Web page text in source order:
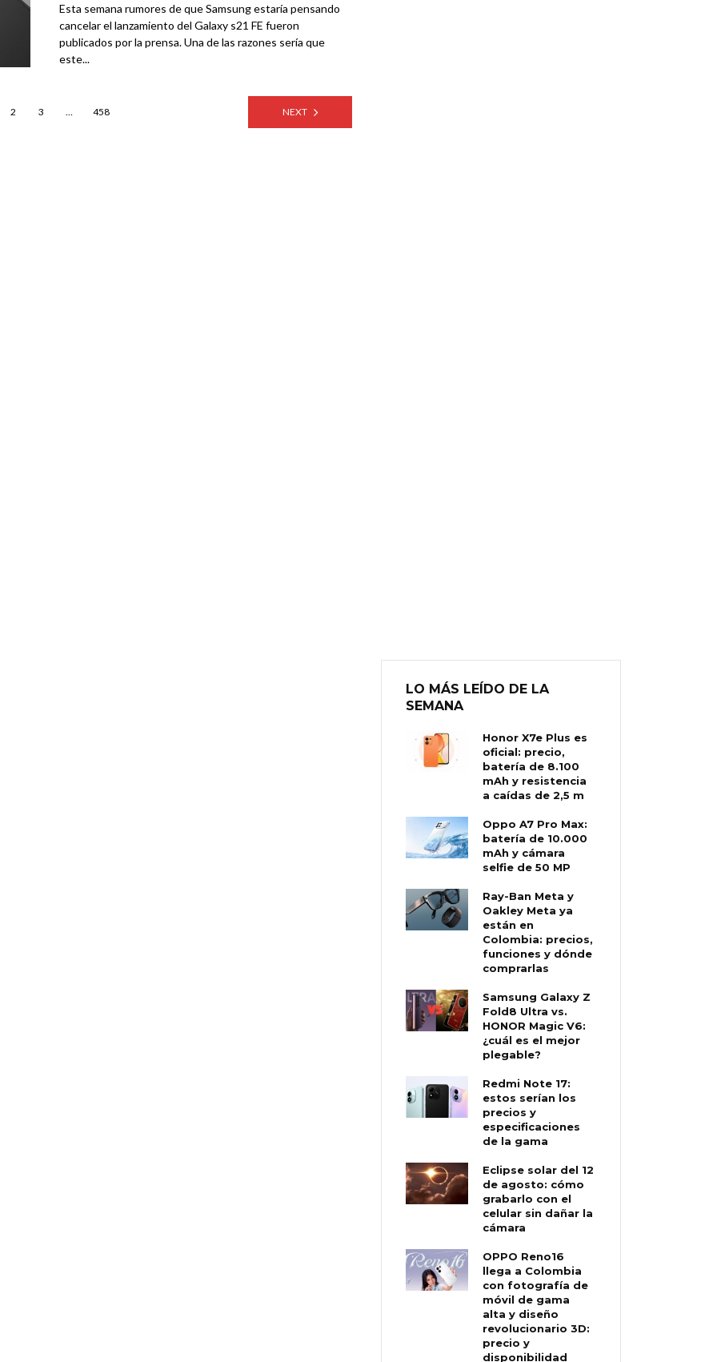
Esta semana rumores de que Samsung estaría pensando
cancelar el lanzamiento del Galaxy s21 FE fueron
publicados por la prensa. Una de las razones sería que
este...
2 3 … 458 NEXT
LO MÁS LEÍDO DE LA
SEMANA
Honor X7e Plus es
oficial: precio,
batería de 8.100
mAh y resistencia
a caídas de 2,5 m
Oppo A7 Pro Max:
batería de 10.000
mAh y cámara
selfie de 50 MP
Ray-Ban Meta y
Oakley Meta ya
están en
Colombia: precios,
funciones y dónde
comprarlas
Samsung Galaxy Z
Fold8 Ultra vs.
HONOR Magic V6:
¿cuál es el mejor
plegable?
Redmi Note 17:
estos serían los
precios y
especificaciones
de la gama
Eclipse solar del 12
de agosto: cómo
grabarlo con el
celular sin dañar la
cámara
OPPO Reno16
llega a Colombia
con fotografía de
móvil de gama
alta y diseño
revolucionario 3D:
precio y
disponibilidad